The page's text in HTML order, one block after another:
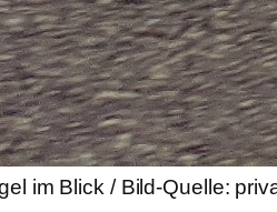
im Blick / Bild-Quelle: